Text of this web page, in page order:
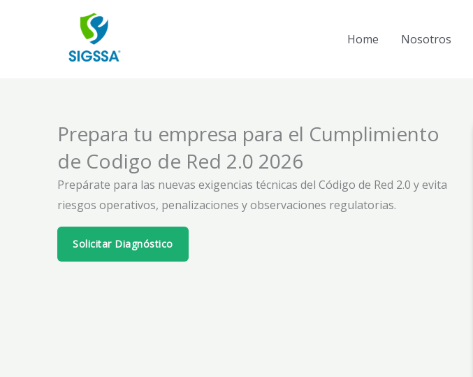
Home Nosotros
Prepara tu empresa para el Cumplimiento
de Codigo de Red 2.0 2026
Prepárate para las nuevas exigencias técnicas del Código de Red 2.0 y evita
riesgos operativos, penalizaciones y observaciones regulatorias.
Solicitar Diagnóstico